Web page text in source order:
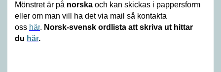
Mönstret är på norska och kan skickas i pappersform
eller om man vill ha det via mail så kontakta
oss här. Norsk-svensk ordlista att skriva ut hittar
du här.